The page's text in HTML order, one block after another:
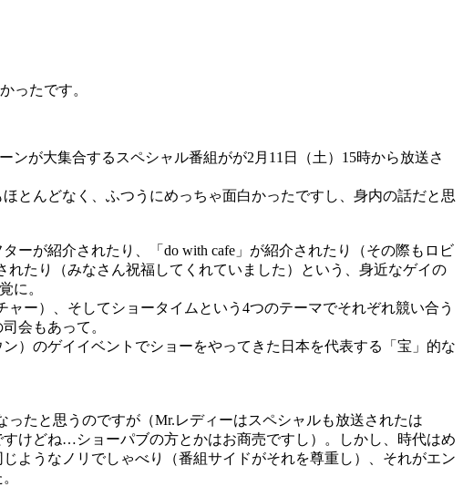
ったです。
が大集合するスペシャル番組がが2月11日（土）15時から放送さ
とんどなく、ふつうにめっちゃ面白かったですし、身内の話だと思
ーが紹介されたり、「do with cafe」が紹介されたり（その際もロビ
たり（みなさん祝福してくれていました）という、身近なゲイの
に。
ー）、そしてショータイムという4つのテーマでそれぞれ競い合う
会もあって。
）のゲイイベントでショーをやってきた日本を代表する「宝」的な
たと思うのですが（Mr.レディーはスペシャルも放送されたは
けどね…ショーパブの方とかはお商売ですし）。しかし、時代はめ
ようなノリでしゃべり（番組サイドがそれを尊重し）、それがエン